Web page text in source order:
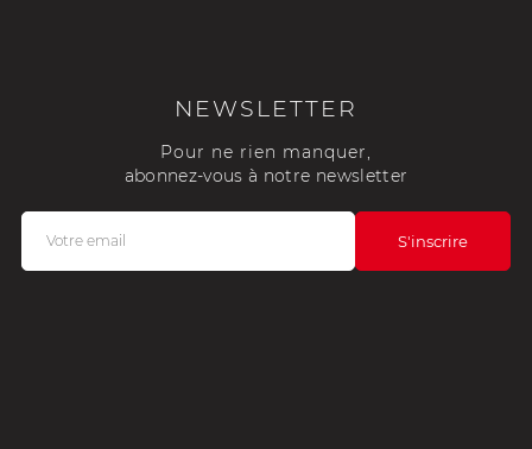
NEWSLETTER
Pour ne rien manquer,
abonnez-vous à notre newsletter